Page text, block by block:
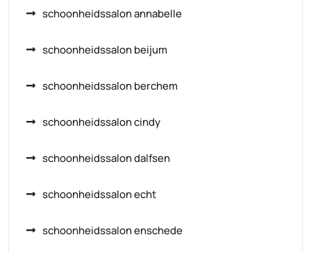
schoonheidssalon annabelle
schoonheidssalon beijum
schoonheidssalon berchem
schoonheidssalon cindy
schoonheidssalon dalfsen
schoonheidssalon echt
schoonheidssalon enschede